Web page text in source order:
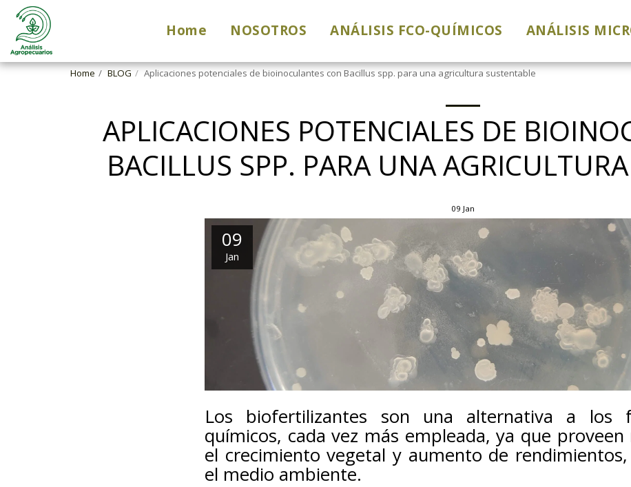
Home NOSOTROS ANÁLISIS FCO-QUÍMICOS ANÁLISIS
Home BLOG Aplicaciones potenciales de bioinoculantes con Bacillus spp. para una agricultura sustentable
APLICACIONES POTENCIALES DE
BACILLUS SPP. PARA UNA
09 Jan
09
Jan
Los biofertilizantes son una alternativa a los
químicos, cada vez más empleada, ya que
el crecimiento vegetal y aumento de
el medio ambiente.